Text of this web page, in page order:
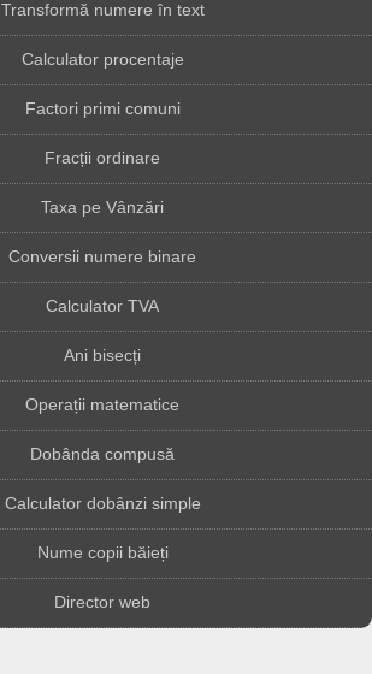
Transformă numere în text
Calculator procentaje
Factori primi comuni
Fracții ordinare
Taxa pe Vânzări
Conversii numere binare
Calculator TVA
Ani bisecți
Operații matematice
Dobânda compusă
Calculator dobânzi simple
Nume copii băieți
Director web